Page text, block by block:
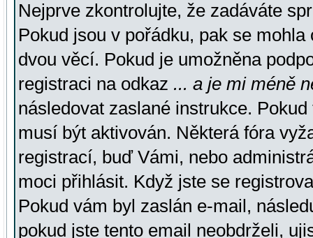
Nejprve zkontrolujte, že zadáváte
Pokud jsou v pořádku, pak se
dvou věcí. Pokud je umožněna
registraci na odkaz ... a je mi méně
následovat zaslané instrukce.
musí být aktivován. Některá fóra
registrací, buď Vámi, nebo
moci přihlásit. Když jste se
Pokud vám byl zaslán e-mail,
pokud jste tento email neobdrželi,